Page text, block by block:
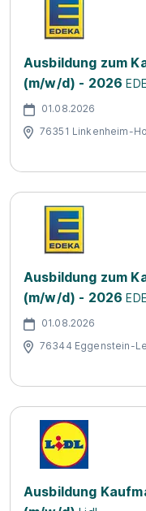
Ausbildung zum
(m/w/d) - 2026
01.08.2026
76351 Linkenheim-
Ausbildung zum
(m/w/d) - 2026
01.08.2026
76344 Eggenstein-
Ausbildung